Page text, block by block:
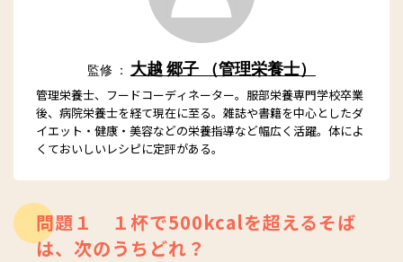
監修 ： 大越 郷子 （管理栄養士）
管理栄養士、フードコーディネーター。服部栄養専門学校卒業
後、病院栄養士を経て現在に至る。雑誌や書籍を中心としたダ
イエット・健康・美容などの栄養指導など幅広く活躍。体によ
くておいしいレシピに定評がある。
問題１ １杯で500kcalを超えるそば
は、次のうちどれ？